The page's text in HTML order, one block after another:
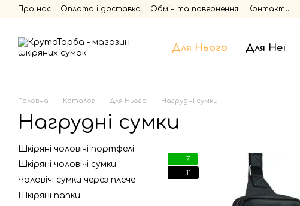
Перейти до основного контенту
Про нас Оплата і доставка Обмін та повернення Контакти
Для Нього Для Неї
Головна Каталог Для Нього Нагрудні сумки
Нагрудні сумки
7
11
Шкіряні чоловічі портфелі
Шкіряні чоловічі сумки
Чоловічі сумки через плече
Шкіряні папки